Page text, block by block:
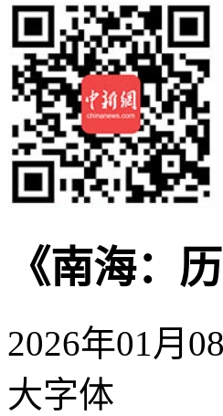
《南海：
2026年01月
大字体